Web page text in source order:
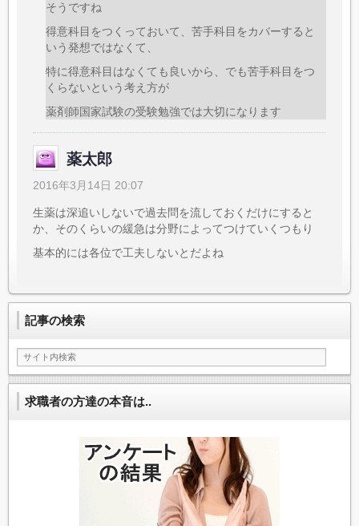
そうですね
得意科目をつくっておいて、苦手科目をカバーすると
いう発想ではなくて、
特に得意科目はなくても良いから、でも苦手科目をつ
くらないという考え方が
薬剤師国家試験の受験勉強では大切になります
薬太郎
2016年3月14日 20:07
生薬は深追いしないで過去問を流しておくだけにすると
か、そのくらいの緩急は分野によってつけていくつもり
基本的には各位で工夫しないとだよね
記事の検索
求職者の方達の本音は..